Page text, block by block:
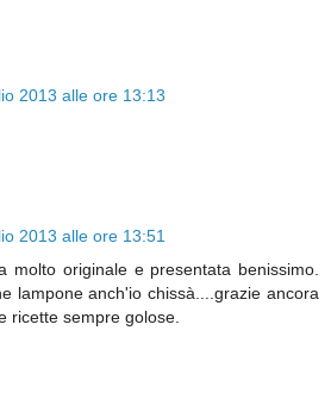
2013 alle ore 13:13
2013 alle ore 13:51
molto originale e presentata benissimo.
lampone anch'io chissà....grazie ancora
ricette sempre golose.